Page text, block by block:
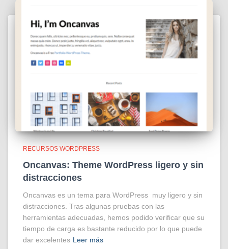
RECURSOS WORDPRESS
Oncanvas: Theme WordPress ligero y sin
distracciones
Oncanvas es un tema para WordPress muy ligero y sin
distracciones. Tras algunas pruebas con las
herramientas adecuadas, hemos podido verificar que su
tiempo de carga es bastante reducido por lo que puede
dar excelentes Leer más